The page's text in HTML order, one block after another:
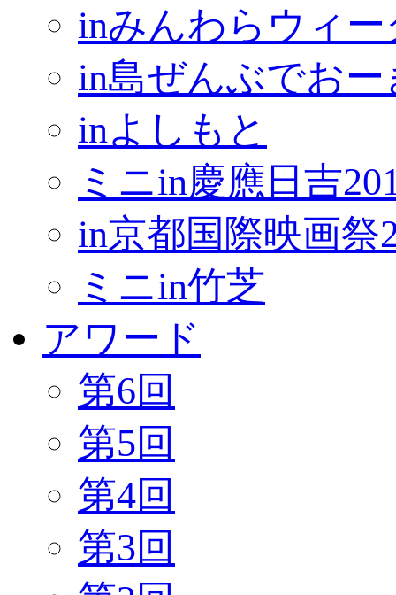
inみんわらウィー
in島ぜんぶでおー
inよしもと
ミニin慶應日吉
in京都国際映画祭
ミニin竹芝
アワード
第6回
第5回
第4回
第3回